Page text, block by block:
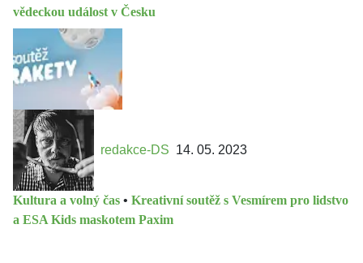
vědeckou událost v Česku
redakce-DS 14. 05. 2023
Kultura a volný čas • Kreativní soutěž s Vesmírem pro lidstvo
a ESA Kids maskotem Paxim